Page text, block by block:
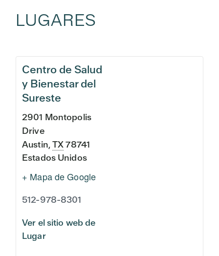
LUGARES
Centro de Salud
y Bienestar del
Sureste
2901 Montopolis
Drive
Austin,TX78741
Estados Unidos
+ Mapa de Google
512-978-8301
Ver el sitio web de
Lugar